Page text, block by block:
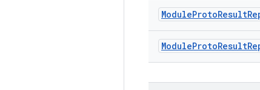
ModuleProtoResult
ModuleProtoResult